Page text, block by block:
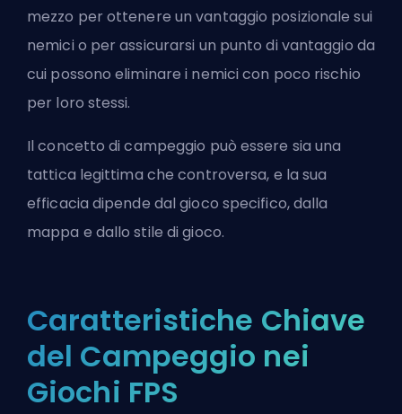
mezzo per ottenere un vantaggio posizionale sui
nemici o per assicurarsi un punto di vantaggio da
cui possono eliminare i nemici con poco rischio
per loro stessi.
Il concetto di campeggio può essere sia una
tattica legittima che controversa, e la sua
efficacia dipende dal gioco specifico, dalla
mappa e dallo stile di gioco.
Caratteristiche Chiave
del Campeggio nei
Giochi FPS